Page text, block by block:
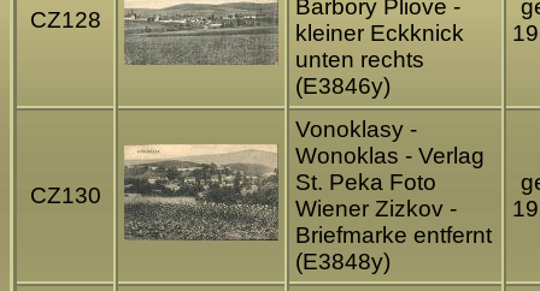
CZ128
Barbory Pliove -
kleiner Eckknick
unten rechts
(E3846y)
CZ130
Vonoklasy -
Wonoklas - Verlag
St. Peka Foto
Wiener Zizkov -
Briefmarke entfernt
(E3848y)